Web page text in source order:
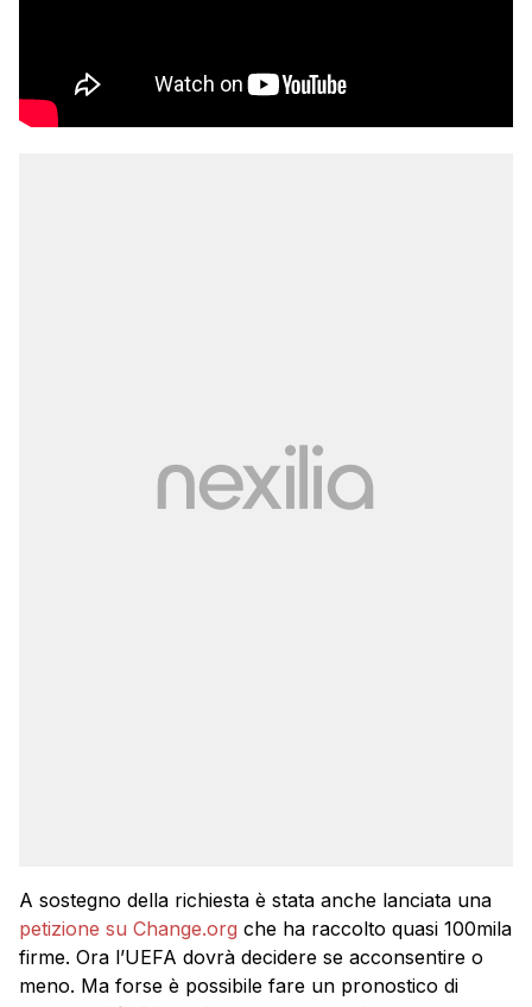
A sostegno della richiesta è stata anche lanciata una
petizione su Change.org che ha raccolto quasi 100mila
firme. Ora l’UEFA dovrà decidere se acconsentire o
meno. Ma forse è possibile fare un pronostico di